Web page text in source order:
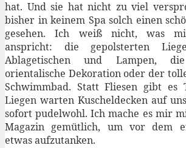
hat. Und sie hat nicht zu viel
bisher in keinem Spa solch einen
gesehen. Ich weiß nicht, was
anspricht: die gepolsterten
Ablagetischen und Lampen, die
orientalische Dekoration oder der
Schwimmbad. Statt Fliesen gibt es
Liegen warten Kuscheldecken auf
sofort pudelwohl. Ich mache es mir
Magazin gemütlich, um vor dem
etwas aufzutanken.